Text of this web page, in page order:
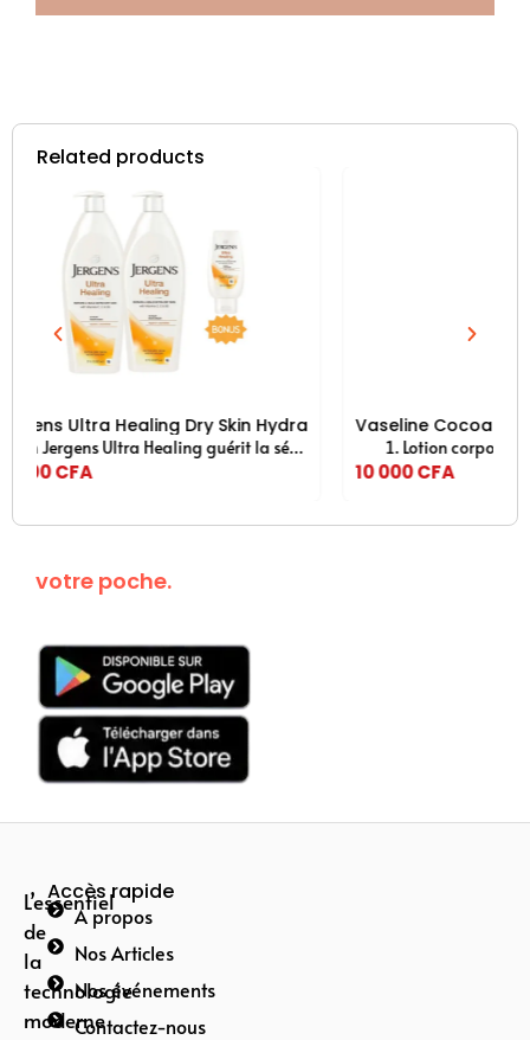
Related products
lotion pour le corps, peau extra sèche, vitamines C, E et
Vaseline Cocoa radiant, Lotion corporelle pour soins
Lotion corporelle pour soins intensifs pour peau sèche –
10 000
Eucerin
11 000
votre poche.
Téléchargez
L’essentiel
de
la
technologie
moderne
Accès rapide
A propos
Nos Articles
Nos événements
Contactez-nous